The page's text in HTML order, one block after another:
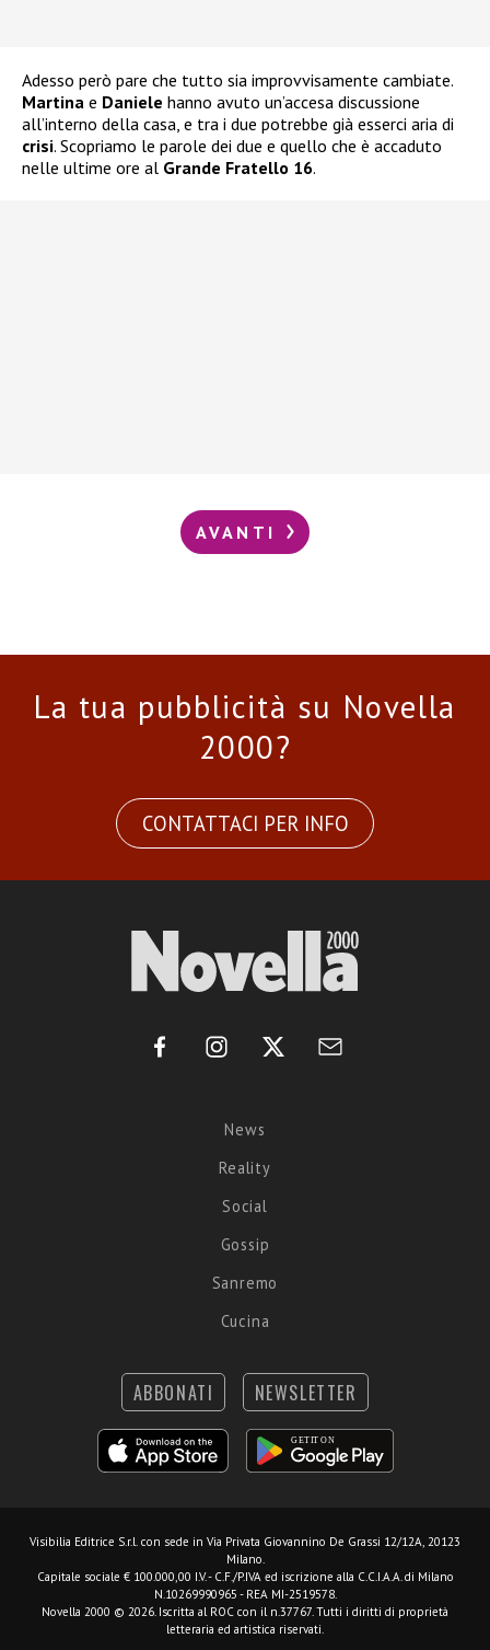
Adesso però pare che tutto sia improvvisamente cambiate.
Martina e Daniele hanno avuto un’accesa discussione
all’interno della casa, e tra i due potrebbe già esserci aria di
crisi. Scopriamo le parole dei due e quello che è accaduto
nelle ultime ore al Grande Fratello 16.
AVANTI
La tua pubblicità su Novella
2000?
CONTATTACI PER INFO
News
Reality
Social
Gossip
Sanremo
Cucina
ABBONATI NEWSLETTER
Visibilia Editrice S.r.l. con sede in Via Privata Giovannino De Grassi 12/12A, 20123
Milano.
Capitale sociale € 100.000,00 I.V. - C.F./P.IVA ed iscrizione alla C.C.I.A.A. di Milano
N.10269990965 - REA MI-2519578.
Novella 2000 © 2026. Iscritta al ROC con il n.37767. Tutti i diritti di proprietà
letteraria ed artistica riservati.